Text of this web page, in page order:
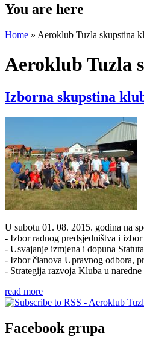
You are here
Home » Aeroklub Tuzla skupstina
Aeroklub Tuzla
Izborna skupstina
U subotu 01. 08. 2015. godina na
- Izbor radnog predsjedništva i
- Usvajanje izmjena i dopuna
- Izbor članova Upravnog odbora,
- Strategija razvoja Kluba u
read more
Facebook grupa